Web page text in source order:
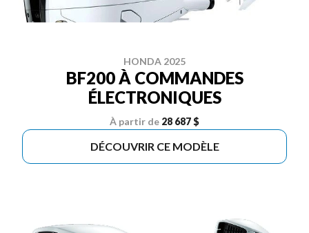
HONDA 2025
BF200 À COMMANDES
ÉLECTRONIQUES
À partir de 28 687 $
DÉCOUVRIR CE MODÈLE